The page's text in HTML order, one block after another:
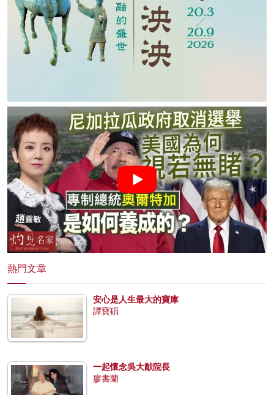
熱門文章
安心是人生最大的寶庫
譚寶碩
一起懷念吳大猷院長
廖書蘭